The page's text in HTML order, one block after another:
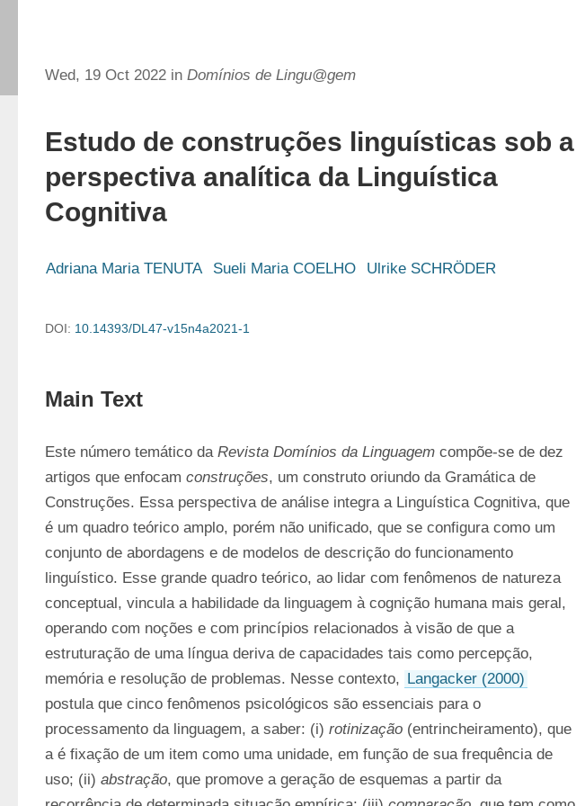
Wed, 19 Oct 2022 in Domínios de Lingu@gem
Estudo de construções linguísticas sob a
perspectiva analítica da Linguística
Cognitiva
Adriana Maria TENUTA Sueli Maria COELHO Ulrike SCHRÖDER
DOI: 10.14393/DL47-v15n4a2021-1
Main Text
Este número temático da Revista Domínios da Linguagem compõe-se de dez
artigos que enfocam construções, um construto oriundo da Gramática de
Construções. Essa perspectiva de análise integra a Linguística Cognitiva, que
é um quadro teórico amplo, porém não unificado, que se configura como um
conjunto de abordagens e de modelos de descrição do funcionamento
linguístico. Esse grande quadro teórico, ao lidar com fenômenos de natureza
conceptual, vincula a habilidade da linguagem à cognição humana mais geral,
operando com noções e com princípios relacionados à visão de que a
estruturação de uma língua deriva de capacidades tais como percepção,
memória e resolução de problemas. Nesse contexto, Langacker (2000)
postula que cinco fenômenos psicológicos são essenciais para o
processamento da linguagem, a saber: (i) rotinização (entrincheiramento), que
a é fixação de um item como uma unidade, em função de sua frequência de
uso; (ii) abstração, que promove a geração de esquemas a partir da